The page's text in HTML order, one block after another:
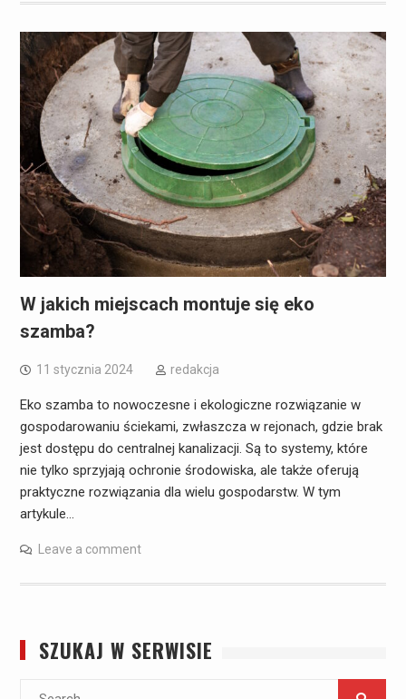
W jakich miejscach montuje się eko
szamba?
11 stycznia 2024 redakcja
Eko szamba to nowoczesne i ekologiczne rozwiązanie w
gospodarowaniu ściekami, zwłaszcza w rejonach, gdzie brak
jest dostępu do centralnej kanalizacji. Są to systemy, które
nie tylko sprzyjają ochronie środowiska, ale także oferują
praktyczne rozwiązania dla wielu gospodarstw. W tym
artykule…
Leave a comment
SZUKAJ W SERWISIE